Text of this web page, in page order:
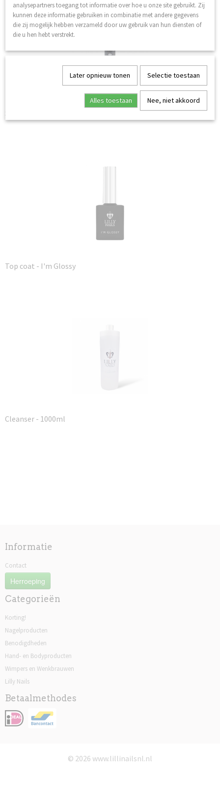
Netto gewicht
0,02 Kg
Superbond
Top coat - I'm Glossy
Cleanser - 1000ml
Informatie
Contact
Herroeping
Categorieën
Korting!
Nagelproducten
Benodigdheden
Hand- en Bodyproducten
Wimpers en Wenkbrauwen
Lilly Nails
Betaalmethodes
© 2026 www.lillinailsnl.nl
analysepartners toegang tot informatie over hoe u onze site gebruikt. Zij
kunnen deze informatie gebruiken in combinatie met andere gegevens
die zij mogelijk hebben verzameld door uw gebruik van hun diensten of
die u hen hebt verstrekt.
Later opnieuw tonen Selectie toestaan
Alles toestaan Nee, niet akkoord